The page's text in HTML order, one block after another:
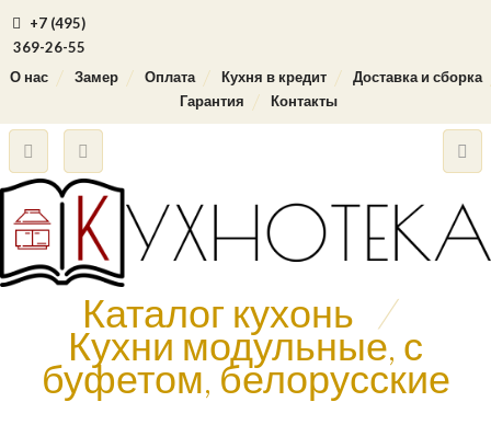
+7 (495)
369-26-55
О нас
Замер Оплата Кухня в кредит
Доставка и сборка
Гарантия
Контакты
Каталог кухонь /
Кухни модульные, с
буфетом, белорусские